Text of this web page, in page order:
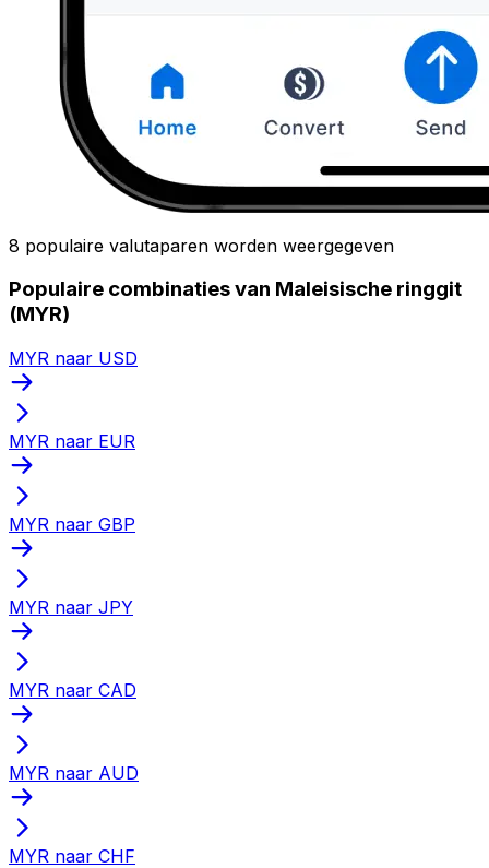
8 populaire valutaparen worden weergegeven
Populaire combinaties van Maleisische ringgit
(MYR)
MYR naar USD
MYR naar EUR
MYR naar GBP
MYR naar JPY
MYR naar CAD
MYR naar AUD
MYR naar CHF